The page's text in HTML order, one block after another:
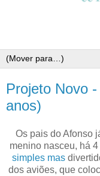
Projeto Novo
anos)
Os pais do Afonso
menino nasceu, há
simples mas
dos aviões, que